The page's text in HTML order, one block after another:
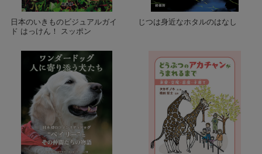
日本のいきものビジュアルガイ
ド はっけん！ スッポン
じつは身近なホタルのはなし